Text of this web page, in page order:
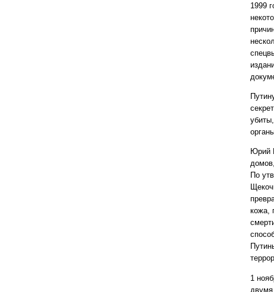
1999
Юрий
По
кожа,
1